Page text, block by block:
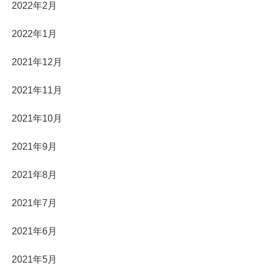
2022年2月
2022年1月
2021年12月
2021年11月
2021年10月
2021年9月
2021年8月
2021年7月
2021年6月
2021年5月